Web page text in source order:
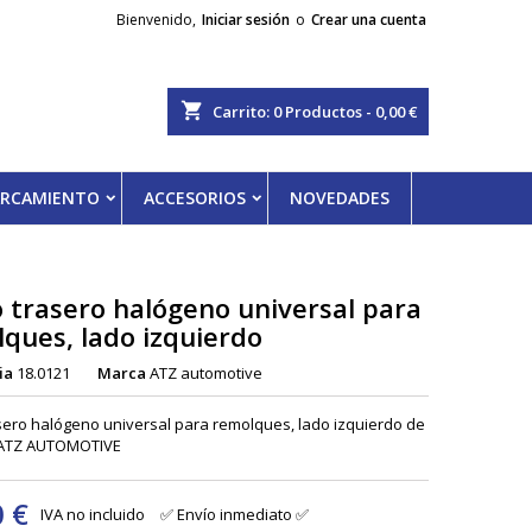
Bienvenido, Iniciar sesión o Crear una cuenta
shopping_cart Carrito: 0Productos - 0,00 €
ACCESORIOS NOVEDADES
trasero halógeno universal para
lado izquierdo
18.0121 Marca ATZ automotive
halógeno universal para remolques, lado izquierdo de
AUTOMOTIVE
€ IVA no incluido ✅ Envío inmediato ✅